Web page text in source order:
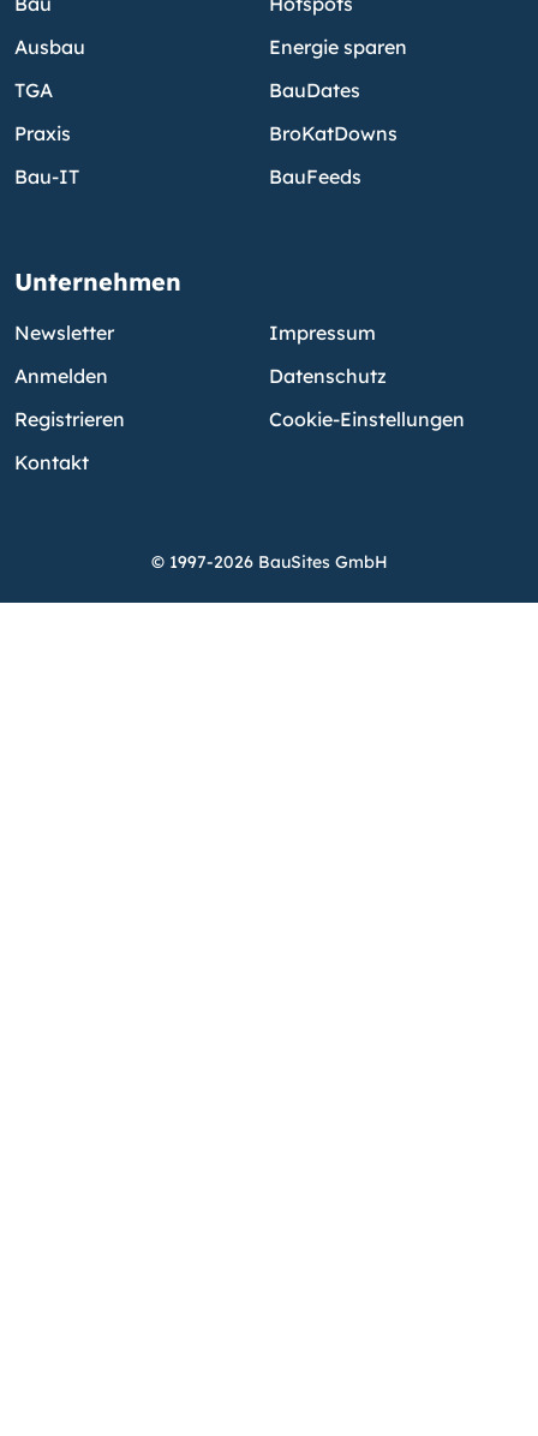
Ausbau
TGA
Praxis
Bau-IT
Energie sparen
BauDates
BroKatDowns
BauFeeds
Unternehmen
Newsletter
Anmelden
Registrieren
Kontakt
Impressum
Datenschutz
Cookie-Einstellungen
© 1997-2026 BauSites GmbH